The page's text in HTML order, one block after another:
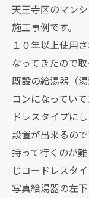
天王寺区のマン
施工事例です。
１０年以上使用
なってきたので
既設の給湯器（
コンになってい
ドレスタイプに
設置が出来るの
持って行くのが
じコードレスタ
写真給湯器の左